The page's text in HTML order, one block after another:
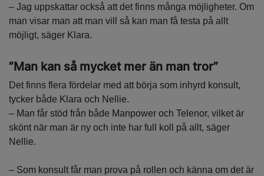
– Jag uppskattar också att det finns många möjligheter. Om
man visar man att man vill så kan man få testa på allt
möjligt, säger Klara.
”Man kan så mycket mer än man tror”
Det finns flera fördelar med att börja som inhyrd konsult,
tycker både Klara och Nellie.
– Man får stöd från både Manpower och Telenor, vilket är
skönt när man är ny och inte har full koll på allt, säger
Nellie.
– Som konsult får man prova på rollen och känna om det är